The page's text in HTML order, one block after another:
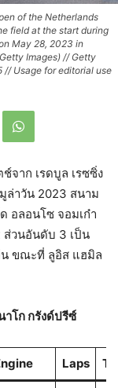
of the Netherlands
field at the start during
May 28, 2023 in
Images) // Getty
// Usage for editorial use
จาก เรดบูล เรซซิ่ง
ล่าวัน 2023 สนาม
อลอนโซ จอมเก๋า
วนอันดับ 3 เป็น
น ขณะที่ ลูอิส แฮมิล
โก กรังด์ปรีซ์
Laps